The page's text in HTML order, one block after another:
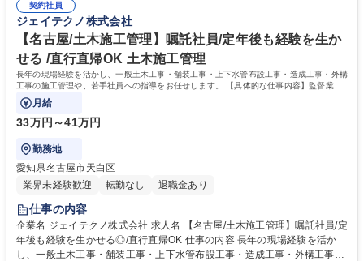
8：2 ※施工管理業務のみで、工事作業は発生しません。※変更の範囲：
なし 募集職種 名古屋【2級土木施工管理技士】直行直帰OK/出張なし/社用
車貸与【WEB面接可】
h以内の名古屋市内が中心です。現場からの直行直帰も可能◎働き方改革
にも取り組んでおり、残業時間は平均20時間程度です。 【社風】風通し
が良く、何でも話せる社風で幅広い世代の方が在籍中◎中途入社の方も全
体の1/3程いらっしゃいます。 学歴・資格 学歴：大学院 大学 高専 短大 専
修学校 高校 語学力： 資格：2級土木施工管理技士 1級土木施工管理技士
第一種運転免許普通自動車
契約社員
ジェイテクノ株式会社
【名古屋/土木施工管理】嘱託社員/定年後も経験を生か
せる /直行直帰OK 土木施工管理
長年の現場経験を活かし、一般土木工事・舗装工事・上下水管布設工事・造成工事・外構
工事の施工管理や、若手社員への指導をお任せします。 【具体的な仕事内容】監督業
務、安全・品質・原価・スケジュール管理
月給
33万円～41万円
勤務地
愛知県名古屋市天白区
業界未経験歓迎
転勤なし 退職金あり
仕事の内容
企業名 ジェイテクノ株式会社 求人名 【名古屋/土木施工管理】嘱託社員/定
年後も経験を生かせる◎/直行直帰OK 仕事の内容 長年の現場経験を活か
し、一般土木工事・舗装工事・上下水管布設工事・造成工事・外構工事の